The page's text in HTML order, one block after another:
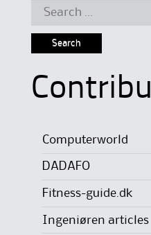
Search
Computerworld
DADAFO
Fitness-guide.dk
Ingeniøren articles